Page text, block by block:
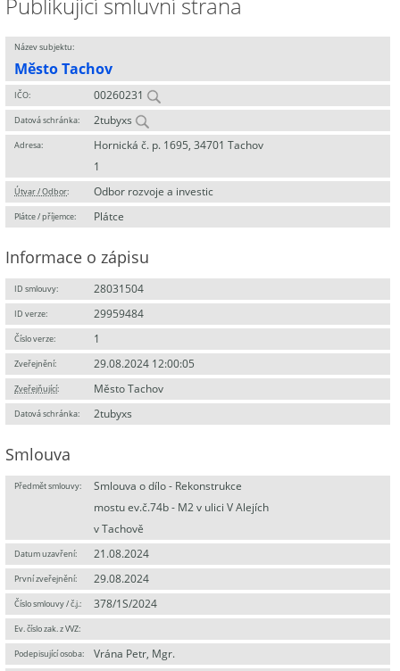
Název subjektu:
Město Tachov
IČO: 00260231
Datová schránka: 2tubyxs
Adresa:
Hornická č. p. 1695, 34701 Tachov
1
Útvar / Odbor: Odbor rozvoje a investic
Plátce / příjemce: Plátce
Informace o zápisu
ID smlouvy: 28031504
ID verze: 29959484
Číslo verze: 1
Zveřejnění: 29.08.2024 12:00:05
Zveřejňující: Město Tachov
Datová schránka: 2tubyxs
Smlouva
Předmět smlouvy:
Smlouva o dílo - Rekonstrukce
mostu ev.č.74b - M2 v ulici V Alejích
v Tachově
Datum uzavření: 21.08.2024
První zveřejnění: 29.08.2024
Číslo smlouvy / č.j.: 378/1S/2024
Ev. číslo zak. z VVZ:
Podepisující osoba: Vrána Petr, Mgr.